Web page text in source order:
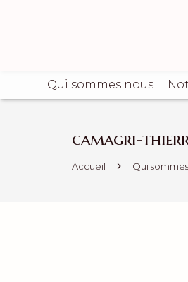
Qui sommes nous
camagri-
Accueil Qui